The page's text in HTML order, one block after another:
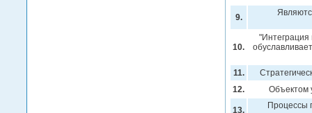
9.
10.
"Интеграция
11.
12.
Объектом
13. Процессы